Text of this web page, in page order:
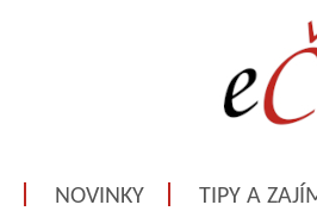
NOVINKY TIPY A